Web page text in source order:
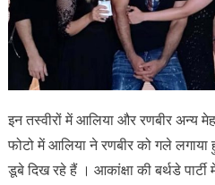
इन तस्वीरों में आलिया और रणबीर अन्य
फोटो में आलिया ने रणबीर को गले
डूबे दिख रहे हैं । आकांक्षा की बर्थडे